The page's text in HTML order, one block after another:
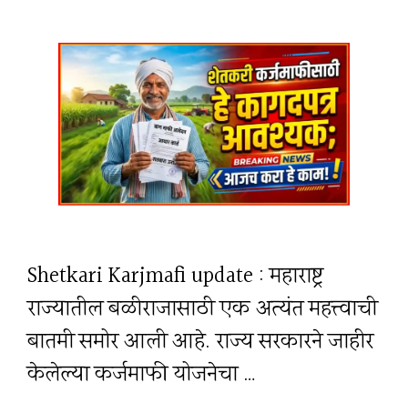
Shetkari Karjmafi update : महाराष्ट्र
राज्यातील बळीराजासाठी एक अत्यंत महत्त्वाची
बातमी समोर आली आहे. राज्य सरकारने जाहीर
केलेल्या कर्जमाफी योजनेचा …